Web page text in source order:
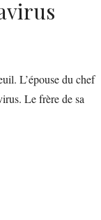
L’épouse du chef
Le frère de sa